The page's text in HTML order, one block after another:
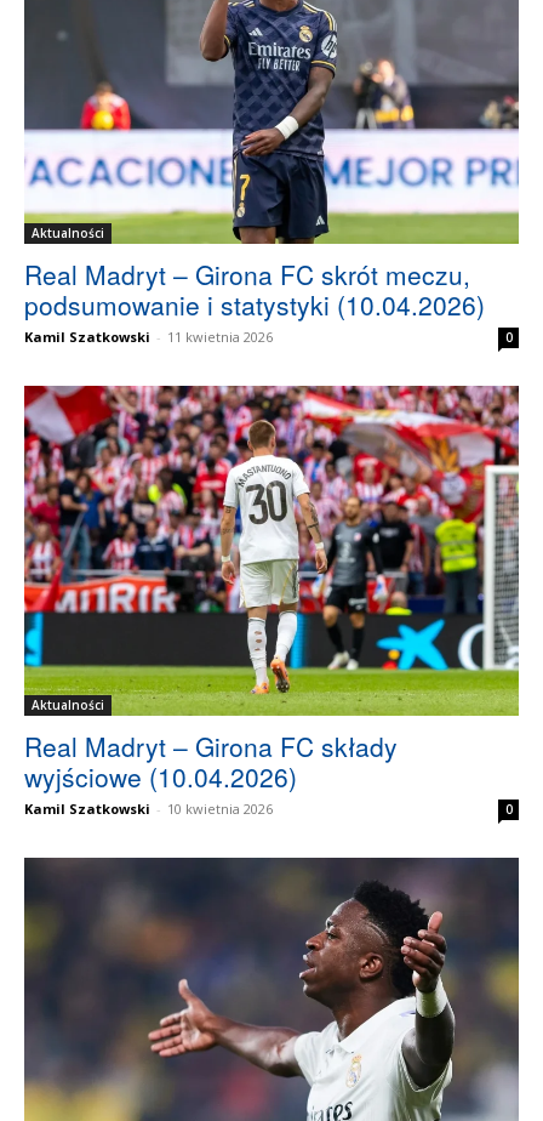
Aktualności
Real Madryt – Girona FC skrót meczu,
podsumowanie i statystyki (10.04.2026)
Kamil Szatkowski - 11 kwietnia 2026 0
Aktualności
Real Madryt – Girona FC składy
wyjściowe (10.04.2026)
Kamil Szatkowski - 10 kwietnia 2026 0